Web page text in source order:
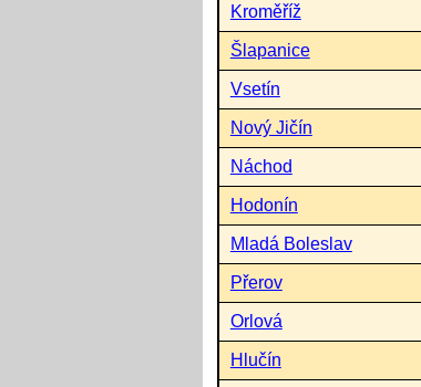
Kroměříž
Šlapanice
Vsetín
Nový Jičín
Náchod
Hodonín
Mladá Boleslav
Přerov
Orlová
Hlučín